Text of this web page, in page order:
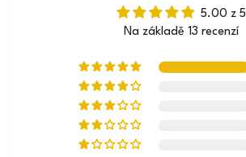
5.00 z 5
Na základě 13 recenzí